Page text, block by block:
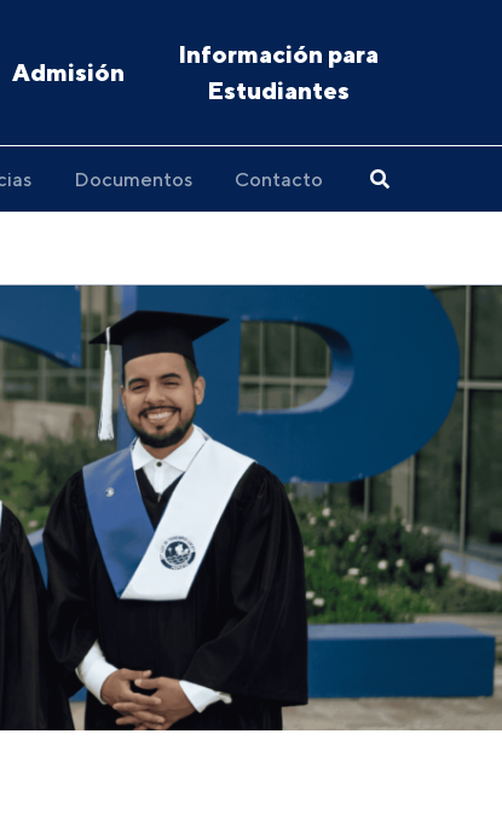
Admisión
Información para
Estudiantes
Documentos Contacto